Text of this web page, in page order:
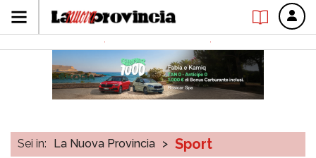
Sei in: La Nuova Provincia > Sport